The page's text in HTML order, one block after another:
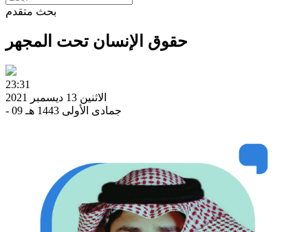
بحث متقدم
حقوق الإنسان تحت المجهر
23:31
الاثنين 13 ديسمبر 2021
- 09 جمادى الأولى 1443 هـ